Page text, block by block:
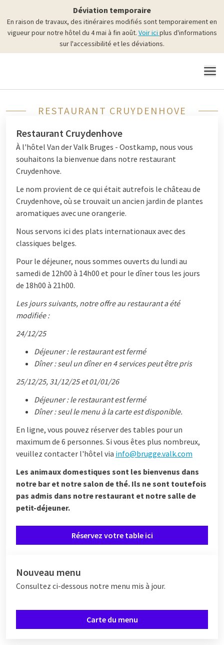
Déviation temporaire
En raison de travaux, des itinéraires modifiés sont temporairement en
vigueur pour notre hôtel du 4 mai à fin août. Voir ici plus d'informations
sur l'accessibilité et les déviations.
MENU
RESTAURANT CRUYDENHOVE
Restaurant Cruydenhove
À l'hôtel Van der Valk Bruges - Oostkamp, nous vous
souhaitons la bienvenue dans notre restaurant
Cruydenhove.
Le nom provient de ce qui était autrefois le château de
Cruydenhove, où se trouvait un ancien jardin de plantes
aromatiques avec une orangerie.
Nous servons ici des plats internationaux avec des
classiques belges.
Pour le déjeuner, nous sommes ouverts du lundi au
samedi de 12h00 à 14h00 et pour le dîner tous les jours
de 18h00 à 21h00.
Les jours suivants, notre offre au restaurant a été
modifiée :
24/12/25
Déjeuner : le restaurant est fermé
Dîner : seul un dîner en 4 services peut être pris
25/12/25, 31/12/25 et 01/01/26
Déjeuner : le restaurant est fermé
Dîner : seul le menu à la carte est disponible.
En ligne, vous pouvez réserver des tables pour un
maximum de 6 personnes. Si vous êtes plus nombreux,
veuillez contacter l'hôtel via info@brugge.valk.com
Les animaux domestiques sont les bienvenus dans
notre bar et notre salon de thé. Ils ne sont toutefois
pas admis dans notre restaurant et notre salle de
petit-déjeuner.
Réservez votre table ici
Nouveau menu
Consultez ci-dessous notre menu mis à jour.
Carte du menu